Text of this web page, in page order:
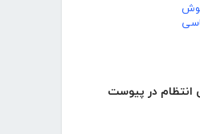
انتظام در پیوست